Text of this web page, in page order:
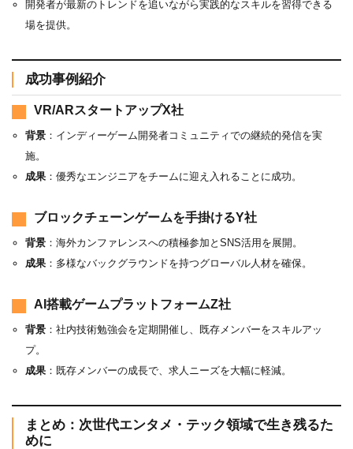
開発者が最新のトレンドを追いながら実践的なスキルを習得できる
場を提供。
成功事例紹介
VR/ARスタートアップX社
背景：インディーゲーム開発者コミュニティでの継続的発信を実
施。
成果：優秀なエンジニアをチームに迎え入れることに成功。
ブロックチェーンゲームを手掛けるY社
背景：海外カンファレンスへの積極参加とSNS活用を展開。
成果：多様なバックグラウンドを持つグローバル人材を確保。
AI搭載ゲームプラットフォームZ社
背景：社内技術勉強会を定期開催し、既存メンバーをスキルアッ
プ。
成果：既存メンバーの成長で、求人ニーズを大幅に軽減。
まとめ：次世代エンタメ・テック領域で生き残るた
めに